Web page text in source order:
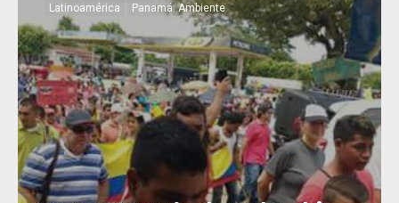
Latinoamérica
Panamá. Ambiente